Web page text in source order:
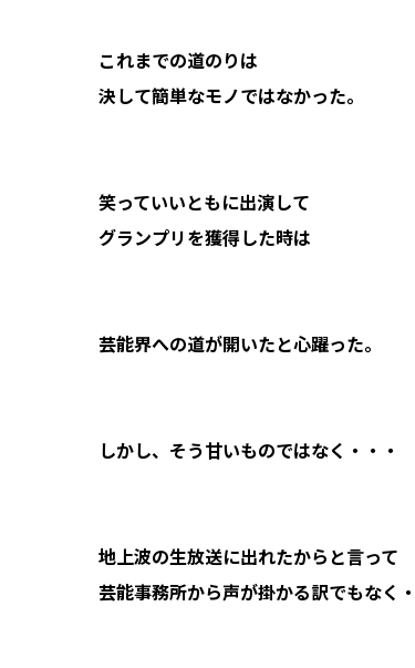
これまでの道のりは
決して簡単なモノではなかった。
笑っていいともに出演して
グランプリを獲得した時は
芸能界への道が開いたと心躍った。
しかし、そう甘いものではなく・・・
地上波の生放送に出れたからと言って
芸能事務所から声が掛かる訳でもなく